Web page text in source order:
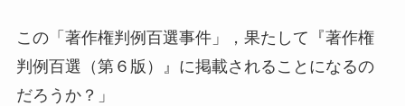
この「著作権判例百選事件」，果たして『著作権
判例百選（第６版）』に掲載されることになるの
だろうか？」